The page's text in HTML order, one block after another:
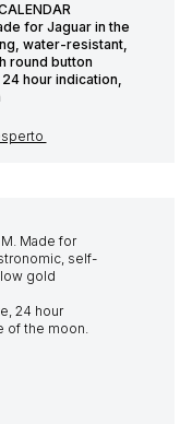
for Jaguar in the
water-resistant,
round button
hour indication,